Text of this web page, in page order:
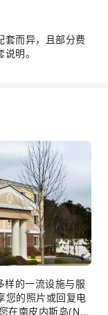
套而异，且部分费
明。
的一流设施与服
您的照片或回复电
在南皮内斯岛(NC)